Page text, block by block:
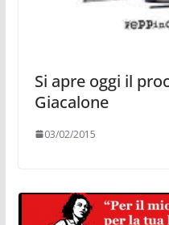
Si apre oggi il
Giacalone
03/02/2015